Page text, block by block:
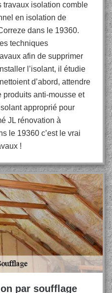
travaux isolation comble
en isolation de
dans le 19360.
techniques
afin de supprimer
l’isolant, il étudie
d’abord, attendre
anti-mousse et
approprié pour
JL rénovation à
le 19360 c’est le vrai
!
par soufflage